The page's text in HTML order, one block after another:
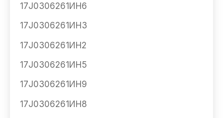
17Ј0306261ИН6
17Ј0306261ИН3
17Ј0306261ИН2
17Ј0306261ИН5
17Ј0306261ИН9
17Ј0306261ИН8